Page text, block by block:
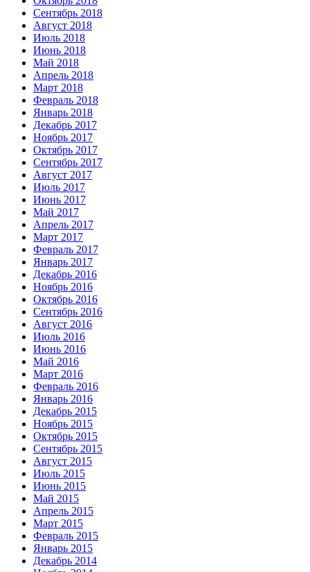
Сентябрь 2018
Август 2018
Июль 2018
Июнь 2018
Май 2018
Апрель 2018
Март 2018
Февраль 2018
Январь 2018
Декабрь 2017
Ноябрь 2017
Октябрь 2017
Сентябрь 2017
Август 2017
Июль 2017
Июнь 2017
Май 2017
Апрель 2017
Март 2017
Февраль 2017
Январь 2017
Декабрь 2016
Ноябрь 2016
Октябрь 2016
Сентябрь 2016
Август 2016
Июль 2016
Июнь 2016
Май 2016
Март 2016
Февраль 2016
Январь 2016
Декабрь 2015
Ноябрь 2015
Октябрь 2015
Сентябрь 2015
Август 2015
Июль 2015
Июнь 2015
Май 2015
Апрель 2015
Март 2015
Февраль 2015
Январь 2015
Декабрь 2014